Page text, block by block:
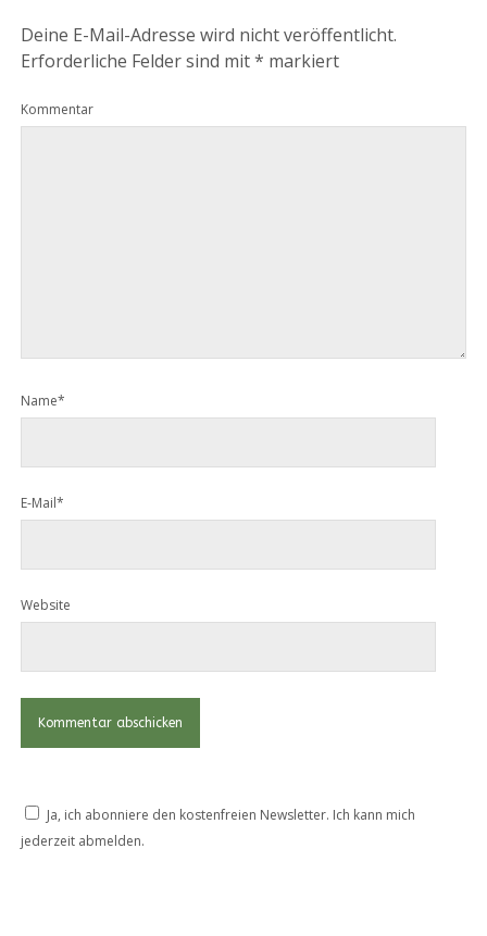
Deine E-Mail-Adresse wird nicht veröffentlicht.
Erforderliche Felder sind mit* markiert
Kommentar
Name*
E-Mail*
Website
Ja, ich abonniere den kostenfreien Newsletter. Ich kann mich
jederzeit abmelden.